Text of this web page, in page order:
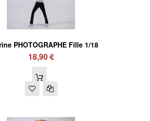
PHOTOGRAPHE Fille 1/18
18,90 €